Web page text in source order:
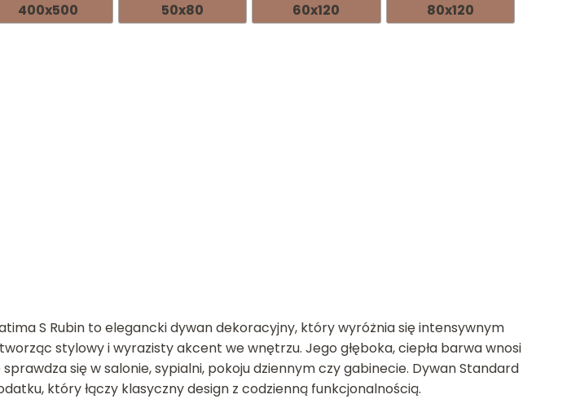
400x500
50x80 60x120 80x120
S Rubin to elegancki dywan dekoracyjny, który wyróżnia się intensywnym
stylowy i wyrazisty akcent we wnętrzu. Jego głęboka, ciepła barwa wnosi
się w salonie, sypialni, pokoju dziennym czy gabinecie. Dywan Standard
który łączy klasyczny design z codzienną funkcjonalnością.